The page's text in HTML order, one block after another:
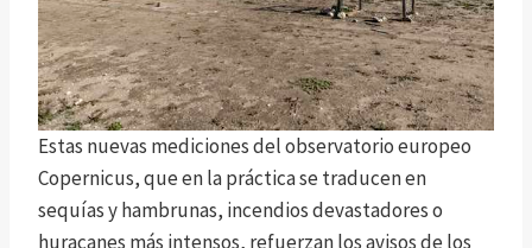
Estas nuevas mediciones del observatorio europeo
Copernicus, que en la práctica se traducen en
sequías y hambrunas, incendios devastadores o
huracanes más intensos, refuerzan los avisos de los